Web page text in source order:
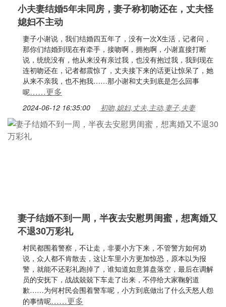
小夫妻结婚5年未同房，妻子称初吻还在，丈夫怪
媳妇不主动
妻子小谢说，我们结婚四五年了，没有一次X生活，记者问，
那你们结婚到现在有牵手，接吻啊，拥抱啊，小谢直接打断
说，统统没有，他从来没有亲过我，也没有抱过我，我到现在
连初吻还在，记者都震惊了，丈夫接下来的话更让惊呆了，她
从来不亲我，也不抱我……那小谢和丈夫到底是怎么回事
呢……更多
2024-06-12 16:35:00 初吻,媳妇,丈夫,主动,妻子,夫妻
妻子结婚不到一周，半夜去安慰男闺蜜，想离婚又
不退30万彩礼
村民都围着警察，不让走，非要小方下来，不管警方如何劝
说，众人都不肯散去，这让车里小方更加惊恐，原本以为报
警，就能不还彩礼跑掉了，谁知道如意算盘落空，最后在调解
员的安抚下，战战兢兢下车走了出来，不停给大家鞠躬道
歉……为何村民会围着警车呢，小方到底做出了什么天怒人怨
的事情呢……更多